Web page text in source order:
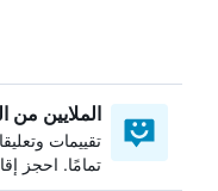
الملايين من
تقييمات
تمامًا. احجز